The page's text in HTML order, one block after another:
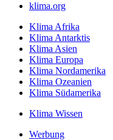
klima.org
Klima Afrika
Klima Antarktis
Klima Asien
Klima Europa
Klima Nordamerika
Klima Ozeanien
Klima Südamerika
Klima Wissen
Werbung